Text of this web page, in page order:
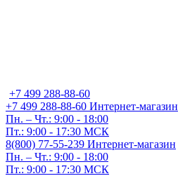
+7 499 288-88-60
+7 499 288-88-60 Интернет-магазин
Пн. – Чт.: 9:00 - 18:00
Пт.: 9:00 - 17:30 МСК
8(800) 77-55-239 Интернет-магазин
Пн. – Чт.: 9:00 - 18:00
Пт.: 9:00 - 17:30 МСК